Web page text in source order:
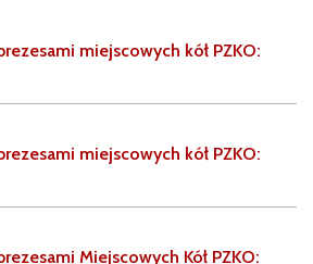
miejscowych kół PZKO:
miejscowych kół PZKO:
Miejscowych Kół PZKO: